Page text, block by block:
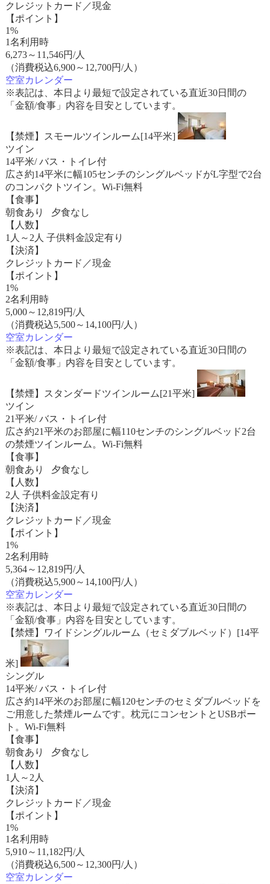
クレジットカード／現金
【ポイント】
1%
1名利用時
6,273～ 11,546円/人
（消費税込6,900～12,700円/人）
空室カレンダー
※表記は、本日より最短で設定されている直近30日間の
「金額/食事」内容を目安としています。
【禁煙】スモールツインルーム[14平米]
ツイン
14平米/ バス・トイレ付
広さ約14平米に幅105センチのシングルベッドがL字型で2台
のコンパクトツイン。Wi-Fi無料
【食事】
朝食あり 夕食なし
【人数】
1人～2人 子供料金設定有り
【決済】
クレジットカード／現金
【ポイント】
1%
2名利用時
5,000～ 12,819円/人
（消費税込5,500～14,100円/人）
空室カレンダー
※表記は、本日より最短で設定されている直近30日間の
「金額/食事」内容を目安としています。
【禁煙】スタンダードツインルーム[21平米]
ツイン
21平米/ バス・トイレ付
広さ約21平米のお部屋に幅110センチのシングルベッド2台
の禁煙ツインルーム。Wi-Fi無料
【食事】
朝食あり 夕食なし
【人数】
2人 子供料金設定有り
【決済】
クレジットカード／現金
【ポイント】
1%
2名利用時
5,364～ 12,819円/人
（消費税込5,900～14,100円/人）
空室カレンダー
※表記は、本日より最短で設定されている直近30日間の
「金額/食事」内容を目安としています。
【禁煙】ワイドシングルルーム（セミダブルベッド）[14平
米]
シングル
14平米/ バス・トイレ付
広さ約14平米のお部屋に幅120センチのセミダブルベッドを
ご用意した禁煙ルームです。枕元にコンセントとUSBポー
ト。Wi-Fi無料
【食事】
朝食あり 夕食なし
【人数】
1人～2人
【決済】
クレジットカード／現金
【ポイント】
1%
1名利用時
5,910～ 11,182円/人
（消費税込6,500～12,300円/人）
空室カレンダー